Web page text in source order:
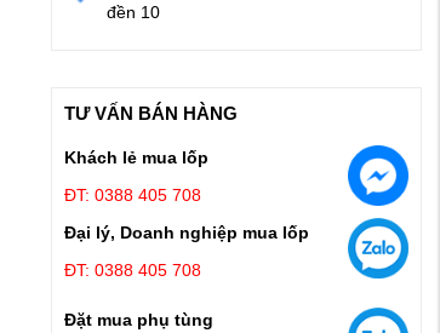
đền 10
TƯ VẤN BÁN HÀNG
Khách lẻ mua lốp
ĐT: 0388 405 708
Đại lý, Doanh nghiệp mua lốp
ĐT: 0388 405 708
Đặt mua phụ tùng